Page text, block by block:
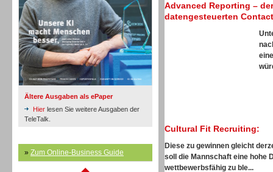
Ältere Ausgaben als ePaper
Hier lesen Sie weitere Ausgaben der
TeleTalk.
» Zum Online-Business Guide
Inbound
Advanced Reporting –
datengesteuerten
Cultural Fit Recruiting:
Diese zu gewinnen gleicht
soll die Mannschaft eine hohe
wettbewerbsfähig zu ble...